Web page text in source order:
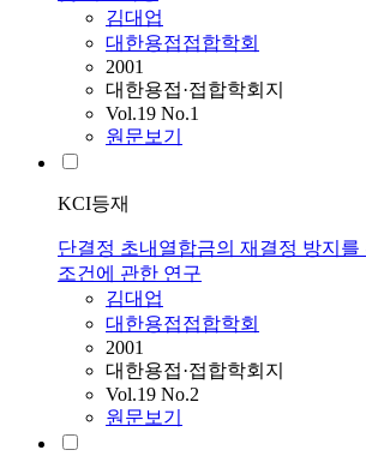
김대업
대한용접접합학회
2001
대한용접·접합학회지
Vol.19 No.1
원문보기
KCI등재
단결정 초내열합금의 재결정 방지를
조건에 관한 연구
김대업
대한용접접합학회
2001
대한용접·접합학회지
Vol.19 No.2
원문보기